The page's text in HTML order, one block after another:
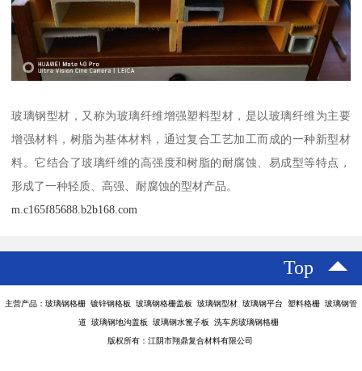
玻璃钢型材，又称为玻璃纤维增强塑料型材，是以玻璃纤维为主要
增强材料，树脂为基体材料，通过复合工艺加工而成的一种新型材
料。它结合了玻璃纤维的高强度和树脂的耐腐蚀、易成型等特点，
形成了一种轻质、高强、耐腐蚀的型材产品。
m.c165f85688.b2b168.com
Top
主营产品：玻璃钢格栅 镀锌钢格板 玻璃钢格栅盖板 玻璃钢型材 玻璃钢平台 塑料格栅 玻璃钢管
道 玻璃钢地沟盖板 玻璃钢水篦子板 洗车房玻璃钢格栅
版权所有：江阴市翔鼎复合材料有限公司